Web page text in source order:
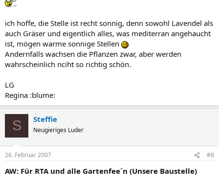
ich hoffe, die Stelle ist recht sonnig, denn sowohl Lavendel als
auch Gräser und eigentlich alles, was mediterran angehaucht
ist, mögen warme sonnige Stellen
Andernfalls wachsen die Pflanzen zwar, aber werden
wahrscheinlich nciht so richtig schön.
LG
Regina :blume:
S Steffie
Neugieriges Luder
26. Februar 2007 #8
AW: Für RTA und alle Gartenfee´n (Unsere Baustelle)